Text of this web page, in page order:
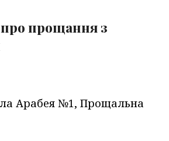
прощання з
Арабея №1, Прощальна